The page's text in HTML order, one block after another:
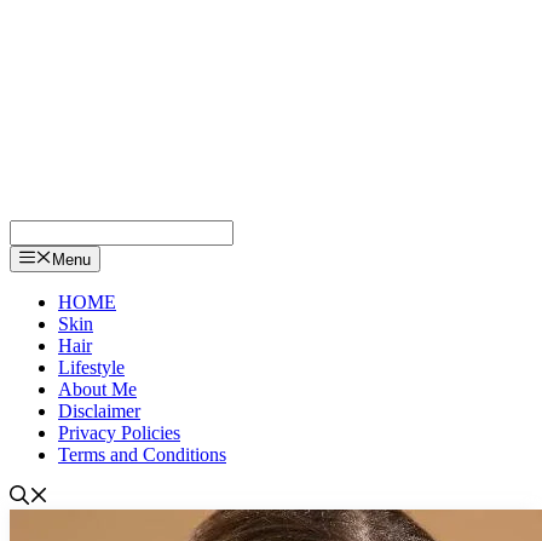
Menu
HOME
Skin
Hair
Lifestyle
About Me
Disclaimer
Privacy Policies
Terms and Conditions